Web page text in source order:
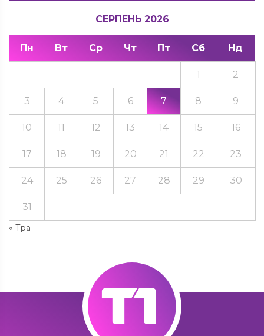
СЕРПЕНЬ 2026
Пн Вт Ср Чт Пт Сб Нд
« Тра
1 2
3 4 5 6 7 8 9
10 11 12 13 14 15 16
17 18 19 20 21 22 23
24 25 26 27 28 29 30
31